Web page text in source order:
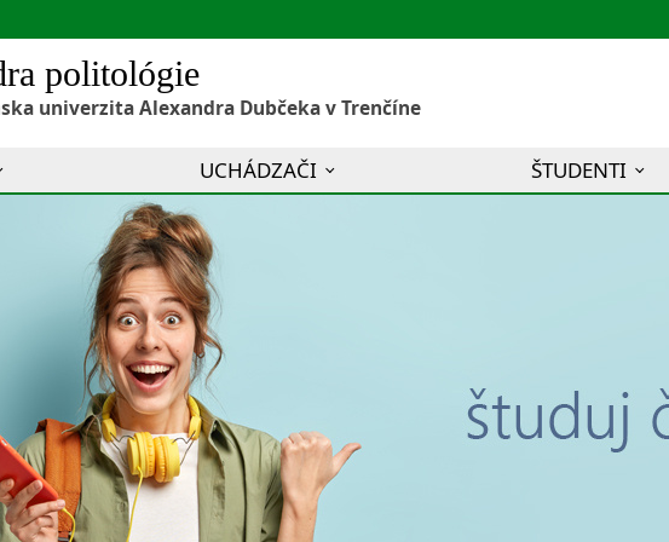
politológie
univerzita Alexandra Dubčeka v Trenčíne
UCHÁDZAČI ŠTUDENTI